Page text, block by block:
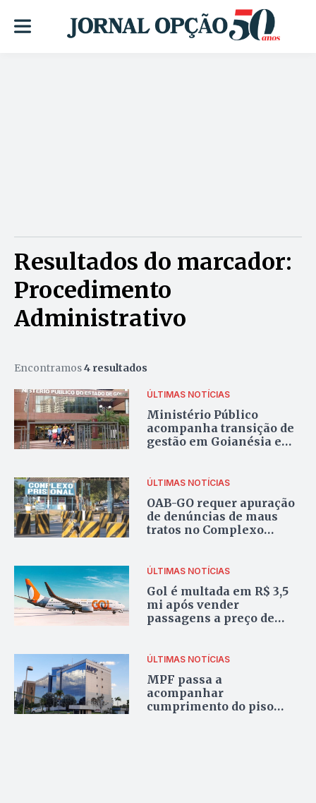
Resultados do marcador:
Procedimento
Administrativo
Encontramos4 resultados
ÚLTIMAS NOTÍCIAS
Ministério Público
acompanha transição de
gestão em Goianésia e
ÚLTIMAS NOTÍCIAS
OAB-GO requer apuração
de denúncias de maus
tratos no Complexo
ÚLTIMAS NOTÍCIAS
Gol é multada em R$ 3,5
mi após vender
passagens a preço de
ÚLTIMAS NOTÍCIAS
MPF passa a
acompanhar
cumprimento do piso